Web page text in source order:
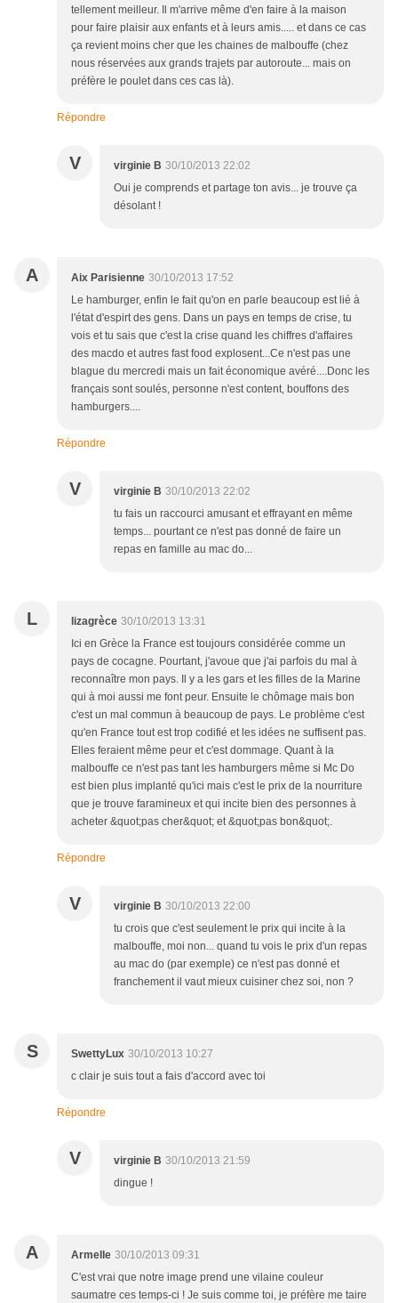
tellement meilleur. Il m'arrive même d'en faire à la maison
pour faire plaisir aux enfants et à leurs amis..... et dans ce cas
ça revient moins cher que les chaines de malbouffe (chez
nous réservées aux grands trajets par autoroute... mais on
préfère le poulet dans ces cas là).
Répondre
V virginie B 30/10/2013 22:02
Oui je comprends et partage ton avis... je trouve ça
désolant !
A Aix Parisienne 30/10/2013 17:52
Le hamburger, enfin le fait qu'on en parle beaucoup est lié à
l'état d'espirt des gens. Dans un pays en temps de crise, tu
vois et tu sais que c'est la crise quand les chiffres d'affaires
des macdo et autres fast food explosent...Ce n'est pas une
blague du mercredi mais un fait économique avéré....Donc les
français sont soulés, personne n'est content, bouffons des
hamburgers....
Répondre
V virginie B 30/10/2013 22:02
tu fais un raccourci amusant et effrayant en même
temps... pourtant ce n'est pas donné de faire un
repas en famille au mac do...
L lizagrèce 30/10/2013 13:31
Ici en Grèce la France est toujours considérée comme un
pays de cocagne. Pourtant, j'avoue que j'ai parfois du mal à
reconnaître mon pays. Il y a les gars et les filles de la Marine
qui à moi aussi me font peur. Ensuite le chômage mais bon
c'est un mal commun à beaucoup de pays. Le problème c'est
qu'en France tout est trop codifié et les idées ne suffisent pas.
Elles feraient même peur et c'est dommage. Quant à la
malbouffe ce n'est pas tant les hamburgers même si Mc Do
est bien plus implanté qu'ici mais c'est le prix de la nourriture
que je trouve faramineux et qui incite bien des personnes à
acheter &quot;pas cher&quot; et &quot;pas bon&quot;.
Répondre
V virginie B 30/10/2013 22:00
tu crois que c'est seulement le prix qui incite à la
malbouffe, moi non... quand tu vois le prix d'un repas
au mac do (par exemple) ce n'est pas donné et
franchement il vaut mieux cuisiner chez soi, non ?
S SwettyLux 30/10/2013 10:27
c clair je suis tout a fais d'accord avec toi
Répondre
V virginie B 30/10/2013 21:59
dingue !
A Armelle 30/10/2013 09:31
C'est vrai que notre image prend une vilaine couleur
saumatre ces temps-ci ! Je suis comme toi, je préfère me taire